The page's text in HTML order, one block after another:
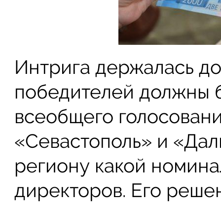
Интрига держалась
победителей должны
всеобщего
«Севастополь» и
региону какой
директоров. Его